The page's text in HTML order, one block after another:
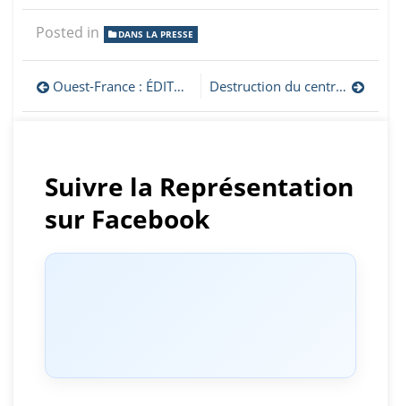
Posted in DANS LA PRESSE
Navigation
de
Ouest-France : ÉDITORIAL. La Cop29 en Azerbaïdjan, un scandale Destruction du centre historique de Stepanakert par l’Azerbaïdjan
Suivre la Représentation
sur Facebook